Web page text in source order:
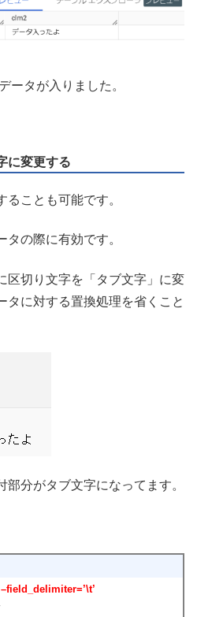
ータが入りました。
に変更する
ることも可能です。
タの際に有効です。
区切り文字を「タブ文字」に変
タに対する置換処理を省くこと
分がタブ文字になってます。
–field_delimiter=’\t’